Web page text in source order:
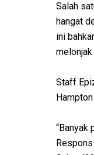
Salah
hangat
ini
Staff
“Banyak